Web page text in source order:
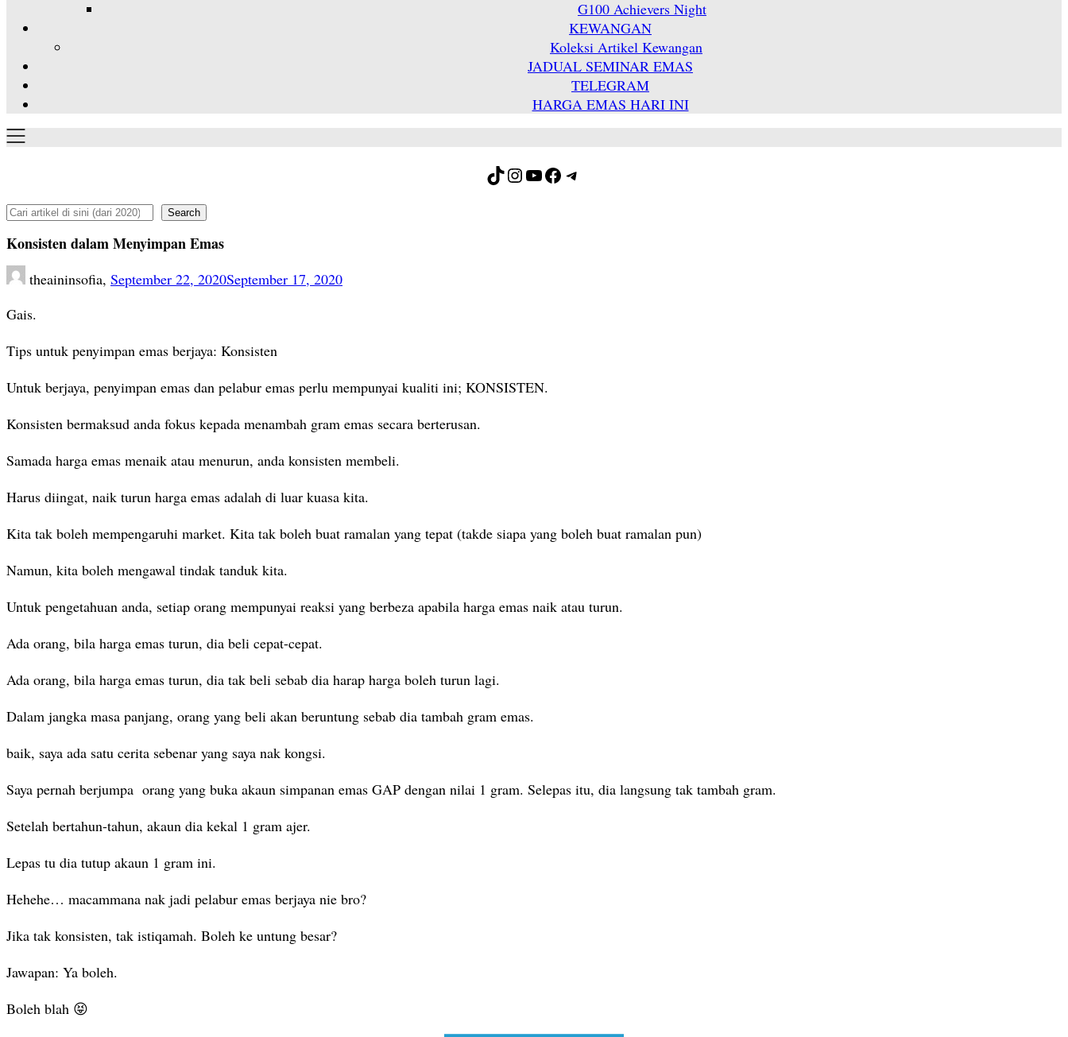
G100 Achievers Night
KEWANGAN
Koleksi Artikel Kewangan
JADUAL SEMINAR EMAS
TELEGRAM
HARGA EMAS HARI INI
TikTok
Instagram
YouTube
Facebook
Telegram
Search Search
Konsisten dalam Menyimpan Emas
theaininsofia, September 22, 2020September 17, 2020
Gais.
Tips untuk penyimpan emas berjaya: Konsisten
Untuk berjaya, penyimpan emas dan pelabur emas perlu mempunyai kualiti ini; KONSISTEN.
Konsisten bermaksud anda fokus kepada menambah gram emas secara berterusan.
Samada harga emas menaik atau menurun, anda konsisten membeli.
Harus diingat, naik turun harga emas adalah di luar kuasa kita.
Kita tak boleh mempengaruhi market. Kita tak boleh buat ramalan yang tepat (takde siapa yang boleh buat ramalan pun)
Namun, kita boleh mengawal tindak tanduk kita.
Untuk pengetahuan anda, setiap orang mempunyai reaksi yang berbeza apabila harga emas naik atau turun.
Ada orang, bila harga emas turun, dia beli cepat-cepat.
Ada orang, bila harga emas turun, dia tak beli sebab dia harap harga boleh turun lagi.
Dalam jangka masa panjang, orang yang beli akan beruntung sebab dia tambah gram emas.
baik, saya ada satu cerita sebenar yang saya nak kongsi.
Saya pernah berjumpa orang yang buka akaun simpanan emas GAP dengan nilai 1 gram. Selepas itu, dia langsung tak tambah gram.
Setelah bertahun-tahun, akaun dia kekal 1 gram ajer.
Lepas tu dia tutup akaun 1 gram ini.
Hehehe… macammana nak jadi pelabur emas berjaya nie bro?
Jika tak konsisten, tak istiqamah. Boleh ke untung besar?
Jawapan: Ya boleh.
Boleh blah 😝